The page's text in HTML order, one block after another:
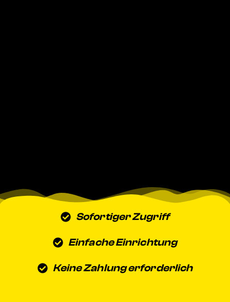
Sofortiger Zugriff
Einfache Einrichtung
Keine Zahlung erforderlich